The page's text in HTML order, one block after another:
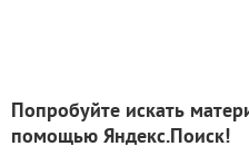
Попробуйте искать
помощью Яндекс.Поиск!